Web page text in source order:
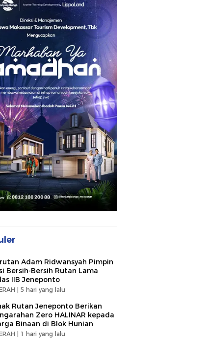
Adam Ridwansyah Pimpin
Bersih-Bersih Rutan Lama
IIB Jeneponto
| 5 hari yang lalu
Rutan Jeneponto Berikan
Zero HALINAR kepada
Binaan di Blok Hunian
| 1 hari yang lalu